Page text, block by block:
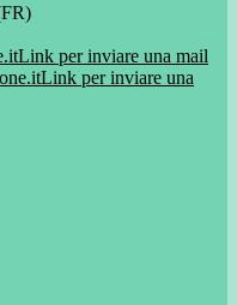
Link per inviare una mail
Link per inviare una